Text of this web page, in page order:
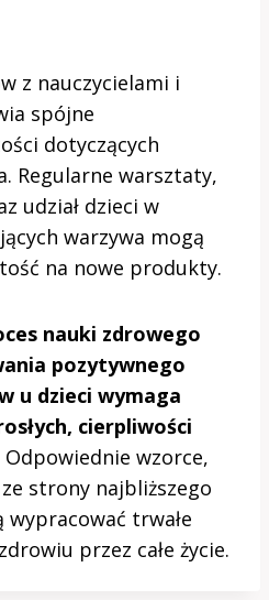
z nauczycielami i
spójne
dotyczących
Regularne warsztaty,
udział dzieci w
warzywa mogą
na nowe produkty.
nauki zdrowego
pozytywnego
u dzieci wymaga
cierpliwości
Odpowiednie wzorce,
strony najbliższego
trwałe
przez całe życie.